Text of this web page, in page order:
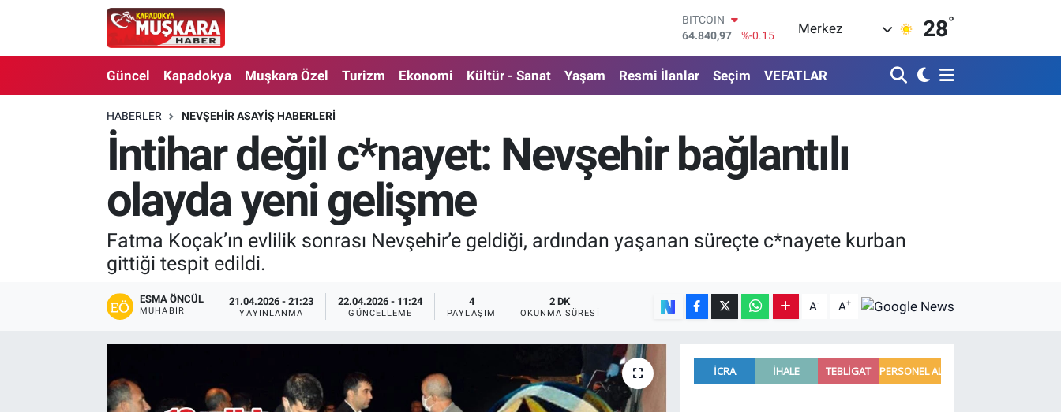
DOLAR
47,7436
%0.18
55,2510
%0.32
STERLİN
64,4811
%0.38
BİST100
13.779
%-14
BITCOIN
Merkez 28°
Güncel Kapadokya Muşkara Özel Turizm Ekonomi Kültür - Sanat Yaşam Resmi İlanlar Seçim VEFATLAR
HABERLER NEVŞEHIR ASAYIŞ HABERLERI
İntihar değil c*nayet: Nevşehir bağlantılı
olayda yeni gelişme
Fatma Koçak’ın evlilik sonrası Nevşehir’e geldiği, ardından yaşanan süreçte c*nayete kurban
gittiği tespit edildi.
ESMA ÖNCÜL
MUHABIR
21.04.2026 - 21:23
YAYINLANMA
22.04.2026 - 11:24
GÜNCELLEME
4
PAYLAŞIM
2 DK
OKUNMA SÜRESI A- A+
CANLI SEÇİM SONUÇLARI
Güncel
Kapadokya
Kültür - Sanat
Nevşehir Nöbetçi Eczaneler
Nevşehir Hava Durumu
Nevşehir Trafik Yoğunluk Haritası
Süper Lig Puan Durumu ve Fikstür
Tüm Manşetler
Son Dakika Haberleri
Haber Arşivi